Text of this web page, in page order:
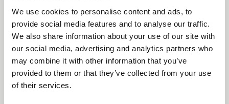
We use cookies to personalise content and ads, to
provide social media features and to analyse our traffic.
We also share information about your use of our site with
our social media, advertising and analytics partners who
may combine it with other information that you’ve
provided to them or that they’ve collected from your use
of their services.
Carrington Textiles publie son troisième
rapport de développement durable